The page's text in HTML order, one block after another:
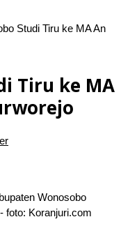
Studi Tiru ke MA An
Tiru ke MA
Wonosobo
foto: Koranjuri.com